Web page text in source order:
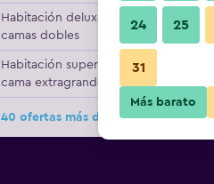
Habitación deluxe, 2
camas dobles
Habitación superior, 1
cama extragrande
40 ofertas más de Sheraton
24 25
31
Más barato